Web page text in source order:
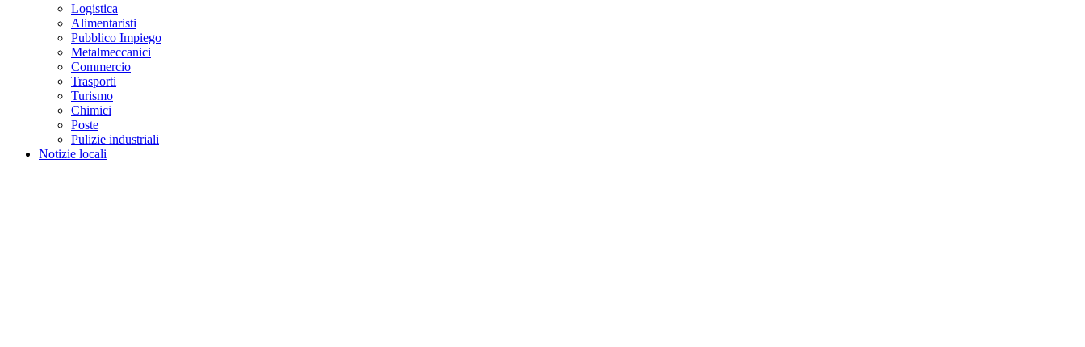
Logistica
Alimentaristi
Pubblico Impiego
Metalmeccanici
Commercio
Trasporti
Turismo
Chimici
Poste
Pulizie industriali
Notizie locali